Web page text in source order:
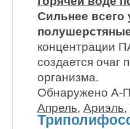
Сильнее
концентрации
создается очаг
организма.
Обнаружено А-
Апрель, Ариэль,